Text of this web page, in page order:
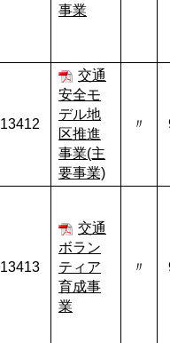
事業
13412
交通
安全モ
デル地
区推進
事業(主
要事業)
〃
13413
交通
ボラン
ティア
育成事
業
〃